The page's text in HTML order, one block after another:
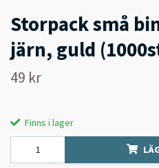
Storpack små
järn, guld
49 kr
Finns i lager